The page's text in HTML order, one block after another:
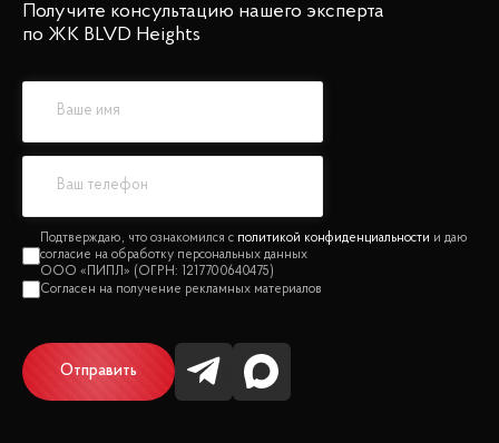
Получите консультацию нашего эксперта
по ЖК BLVD Heights
политикой конфиденциальности
Отправить